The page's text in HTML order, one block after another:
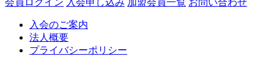
入会のご案内
法人概要
プライバシーポリシー